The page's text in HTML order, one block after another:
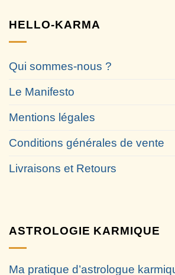
HELLO-KARMA
Qui sommes-nous ?
Le Manifesto
Mentions légales
Conditions générales de vente
Livraisons et Retours
ASTROLOGIE KARMIQUE
Ma pratique d’astrologue